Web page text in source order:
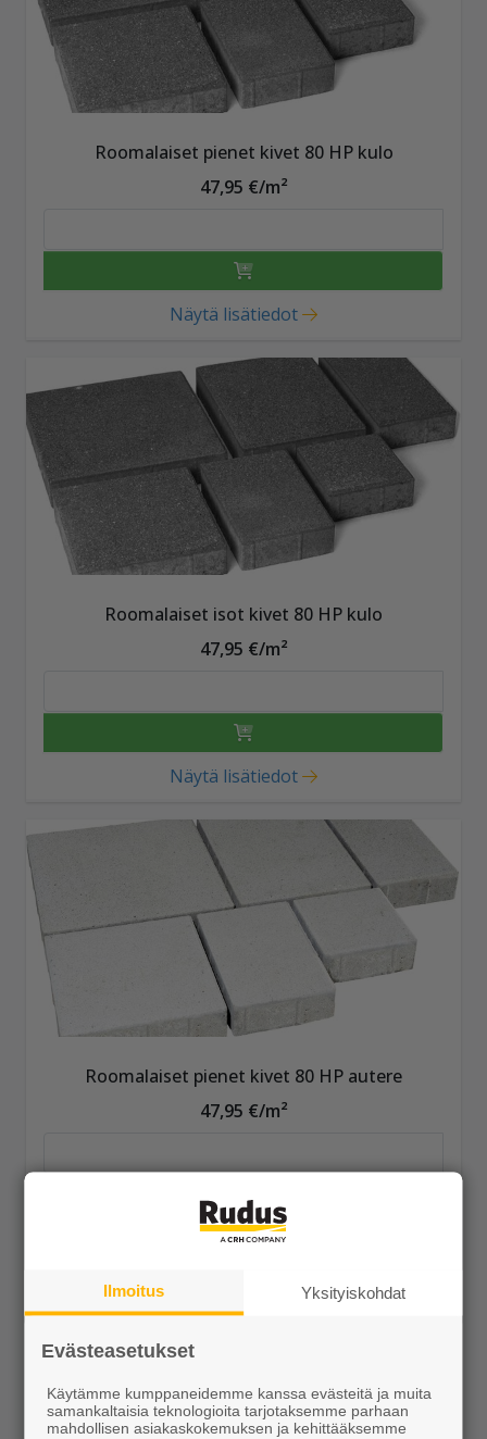
Roomalaiset pienet kivet 80 HP kulo
47,95 €/m²
Näytä lisätiedot
Roomalaiset isot kivet 80 HP kulo
47,95 €/m²
Näytä lisätiedot
Roomalaiset pienet kivet 80 HP autere
47,95 €/m²
Näytä lisätiedot
Ilmoitus Yksityiskohdat
Evästeasetukset
Käytämme kumppaneidemme kanssa evästeitä ja muita
samankaltaisia teknologioita tarjotaksemme parhaan
mahdollisen asiakaskokemuksen ja kehittääksemme